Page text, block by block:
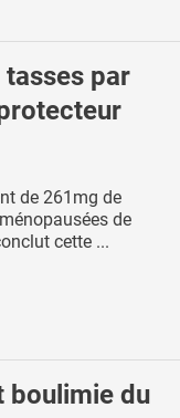
tasses par
de 261mg de
de
cette ...
boulimie du